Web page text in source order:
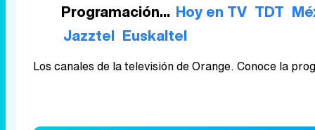
Programación... Hoy en TV TDT
Jazztel Euskaltel
Los canales de la televisión de Orange. Conoce la